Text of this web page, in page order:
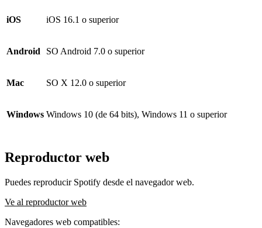
iOS iOS 16.1 o superior
Android SO Android 7.0 o superior
Mac SO X 12.0 o superior
Windows Windows 10 (de 64 bits), Windows 11 o superior
Reproductor web
Puedes reproducir Spotify desde el navegador web.
Ve al reproductor web
Navegadores web compatibles: